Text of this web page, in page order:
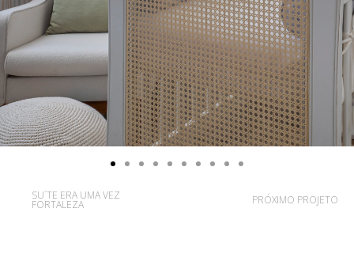
SU´TE ERA UMA VEZ
FORTALEZA PRÓXIMO PROJETO